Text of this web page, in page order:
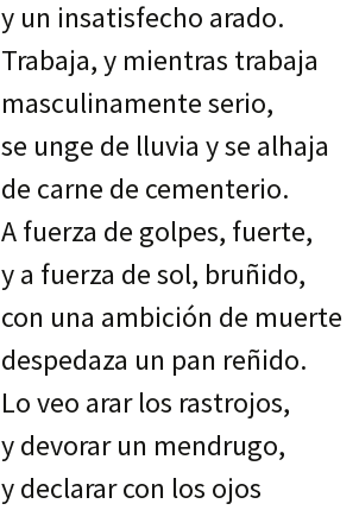
y un insatisfecho arado.
Trabaja, y mientras trabaja
masculinamente serio,
se unge de lluvia y se alhaja
de carne de cementerio.
A fuerza de golpes, fuerte,
y a fuerza de sol, bruñido,
con una ambición de muerte
despedaza un pan reñido.
Lo veo arar los rastrojos,
y devorar un mendrugo,
y declarar con los ojos